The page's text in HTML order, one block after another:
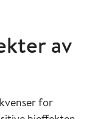
av
for